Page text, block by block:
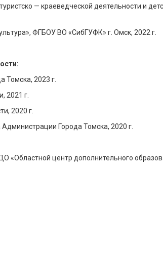
— краеведческой деятельности и
ФГБОУ ВО «СибГУФК» г. Омск, 2022 г.
Томска, 2023 г.
2021 г.
2020 г.
Города Томска, 2020 г.
центр дополнительного